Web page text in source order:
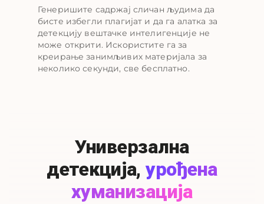
Генеришите садржај сличан људима да
бисте избегли плагијат и да га алатка за
детекцију вештачке интелигенције не
може открити. Искористите га за
креирање занимљивих материјала за
неколико секунди, све бесплатно.
Универзална
детекција, урођена
хуманизација